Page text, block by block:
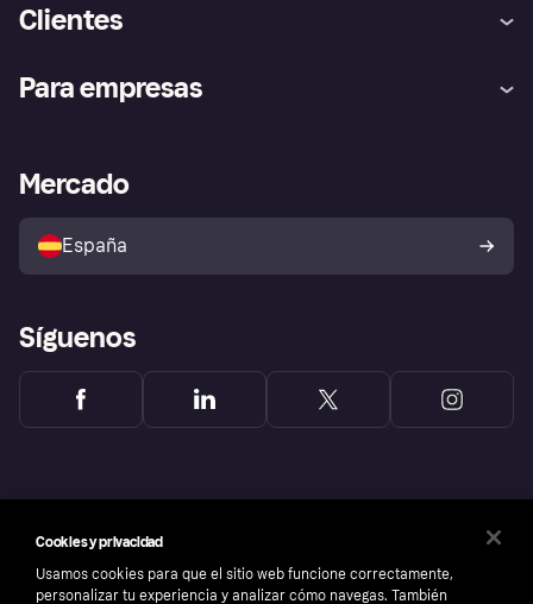
Clientes
Inicio de sesión
Directorio de tiendas
Política de protección al
comprador de Klarna
Reclamaciones
Para empresas
Acceso empresas
Mercado
España
Síguenos
Cookies y privacidad
Usamos cookies para que el sitio web funcione correctamente,
personalizar tu experiencia y analizar cómo navegas. También